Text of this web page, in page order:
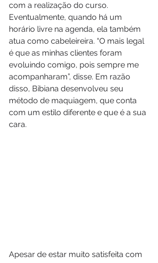
com a realização do curso.
Eventualmente, quando há um
horário livre na agenda, ela também
atua como cabeleireira. “O mais legal
é que as minhas clientes foram
evoluindo comigo, pois sempre me
acompanharam”, disse. Em razão
disso, Bibiana desenvolveu seu
método de maquiagem, que conta
com um estilo diferente e que é a sua
cara.
Apesar de estar muito satisfeita com